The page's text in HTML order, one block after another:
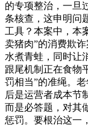
的专项整治，一旦
条核查，这申明问
工具？本案中，本
卖猪肉”的消费欺
水煮青蛙，同时让
跟尾机制正在食物
罚相当”的准绳。
后是运营者成本节
而是必答题，对其
惩罚。要根治这一